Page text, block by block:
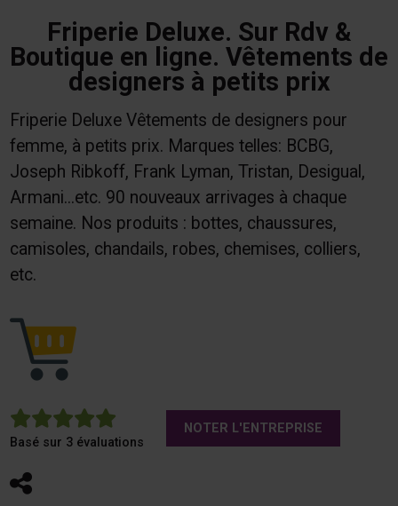
Friperie Deluxe. Sur Rdv &
Boutique en ligne. Vêtements de
designers à petits prix
Friperie Deluxe Vêtements de designers pour
femme, à petits prix. Marques telles: BCBG,
Joseph Ribkoff, Frank Lyman, Tristan, Desigual,
Armani...etc. 90 nouveaux arrivages à chaque
semaine. Nos produits : bottes, chaussures,
camisoles, chandails, robes, chemises, colliers,
etc.
5
Basé sur 3 évaluations
NOTER L'ENTREPRISE
Partager